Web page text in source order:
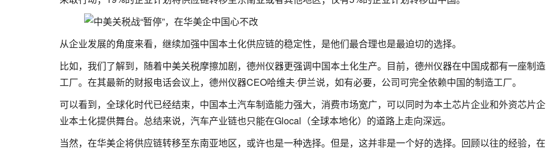
从企业发展的角度来看，继续加强中国本土化供应链的稳定性，是他们最合理也是最迫切的选择。
比如，我们了解到，随着中美关税摩擦加剧，德州仪器更强调中国本土化生产。目前，德州仪器在中国成都有一座制造
工厂。在其最新的财报电话会议上，德州仪器CEO哈维夫·伊兰说，如有必要，公司可完全依赖中国的制造工厂。
可以看到，全球化时代已经结束，中国本土汽车制造能力强大，消费市场宽广，可以同时为本土芯片企业和外资芯片企
业本土化提供舞台。总结来说，汽车产业链也只能在Glocal（全球本地化）的道路上走向深远。
当然，在华美企将供应链转移至东南亚地区，或许也是一种选择。但是，这并非是一个好的选择。回顾以往的经验，在